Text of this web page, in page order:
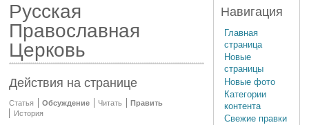
Русская
Православная
Церковь
Действия на странице
Статья Обсуждение Читать
Править
История
Навигация
Главная
страница
Новые
страницы
Новые фото
Категории
контента
Свежие правки